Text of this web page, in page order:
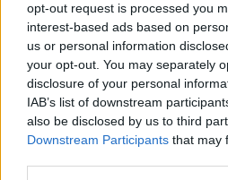
opt-out request is processed you
interest-based ads based on
us or personal information
your opt-out. You may separately
disclosure of your personal
IAB’s list of downstream
also be disclosed by us to third
Downstream Participants that may
Startseite Tags
speicherhalle
Liebe(r) Forum-Leser/in,
wenn Du in diesem Forum
Gesprächen teilnehmen oder